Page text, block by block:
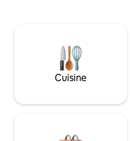
tous les meilleurs
attractions que Fredericton
Situé au premier étage. Pour deux
adultes seulement. Lave-linge et sèche-
sont pas admis.
Cuisine